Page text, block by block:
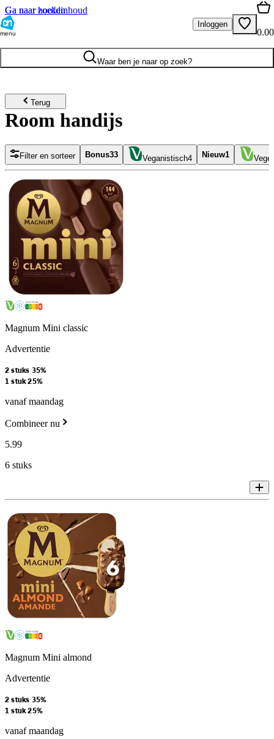
Ga naar hoofdinhoud
Ga naar zoeken
menu
Inloggen
0.00
Waar ben je naar op zoek?
Terug
Room handijs
Filter en sorteer Bonus33 Veganistisch4 Nieuw1
Magnum Mini classic
Advertentie
2 stuks 35%
1 stuk 25%
vanaf maandag
Combineer nu
5.99
6 stuks
Magnum Mini almond
Advertentie
2 stuks 35%
1 stuk 25%
vanaf maandag